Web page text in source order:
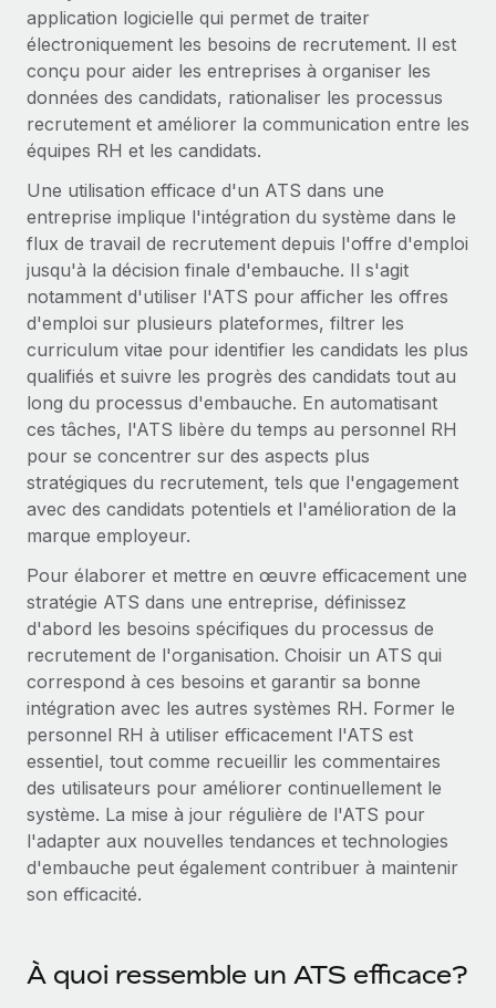
Gestion des freelances
Intégrez et gérez vos freelances partout dans le monde
PEO
Sous-traitez les opérations complexes liées à l’emploi
Intégration Remote
Intégrez vos RH aux flux de travail en toute simplicité
Plateforme
Des fonctions RH clés intégrées pour votre équipe
Connecter Nouveau
Connectez n'importe quel outil d’IA à Remote grâce à
notre MCP
Intégrations
Rationalisez vos processus avec des outils essentiels
Demandez aux experts
Recevez des conseils d’experts sur les RH à
l’international et la conformité
Contrôles d’antécédents
Simplifiez vos processus de présélection des
candidats
Remote Watchtower
Gardez un temps d’avance sur les risques en
matière de conformité
Gestion des appareils
Comparer Remote
Examinez notre service par rapport aux autres
CROISSANCE
Start-ups
Entreprises intermédiaires
Développez vos équipes avec des solutions RH sur
mesure
Entreprise
Les RH à l’international pour les grandes entreprises
TRAVAILLONS ENSEMBLE
Partenaires stratégiques de la tech
Intégrez les RH à l’international de manière flexible
Explorez avec nous vos opportunités de partenariat
Remote Build
Bientôt disponible
Conseil en intégrations et automatisations assistées par
l’IA
ÉTUDES DE CAS
pays
Calculateur de paiement des freelances
Découvrez les devises disponibles et les vitesses de
paiement pour vos freelances internationaux
APPRENDRE AVEC REMOTE
Recherche et guides
Études de cas
Glossaire RH
Checklists et modèles
Descriptions de postes
Webinaires
Événements
Salle de presse
Données sur les salaires et les talents
Centre de ressources
Obtenir de l’aide
Voir toutes les ressources
Paie multipays
EOR et PEO
Taxes
Nederlands
Français
Deutsch
Español
Italiano
Português (Portugal)
日本語
한국어
中文（简体）
Connexion
application logicielle qui permet de traiter
électroniquement les besoins de recrutement. Il est
conçu pour aider les entreprises à organiser les
données des candidats, rationaliser les processus
recrutement et améliorer la communication entre les
équipes RH et les candidats.
Une utilisation efficace d'un ATS dans une
entreprise implique l'intégration du système dans le
flux de travail de recrutement depuis l'offre d'emploi
jusqu'à la décision finale d'embauche. Il s'agit
notamment d'utiliser l'ATS pour afficher les offres
d'emploi sur plusieurs plateformes, filtrer les
curriculum vitae pour identifier les candidats les plus
qualifiés et suivre les progrès des candidats tout au
long du processus d'embauche. En automatisant
ces tâches, l'ATS libère du temps au personnel RH
pour se concentrer sur des aspects plus
stratégiques du recrutement, tels que l'engagement
avec des candidats potentiels et l'amélioration de la
marque employeur.
Pour élaborer et mettre en œuvre efficacement une
stratégie ATS dans une entreprise, définissez
d'abord les besoins spécifiques du processus de
recrutement de l'organisation. Choisir un ATS qui
correspond à ces besoins et garantir sa bonne
intégration avec les autres systèmes RH. Former le
personnel RH à utiliser efficacement l'ATS est
essentiel, tout comme recueillir les commentaires
des utilisateurs pour améliorer continuellement le
système. La mise à jour régulière de l'ATS pour
l'adapter aux nouvelles tendances et technologies
d'embauche peut également contribuer à maintenir
son efficacité.
À quoi ressemble un ATS efficace?